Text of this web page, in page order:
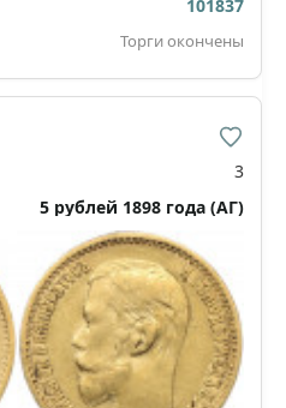
101837
Торги окончены
3
5 рублей 1898 года (АГ)